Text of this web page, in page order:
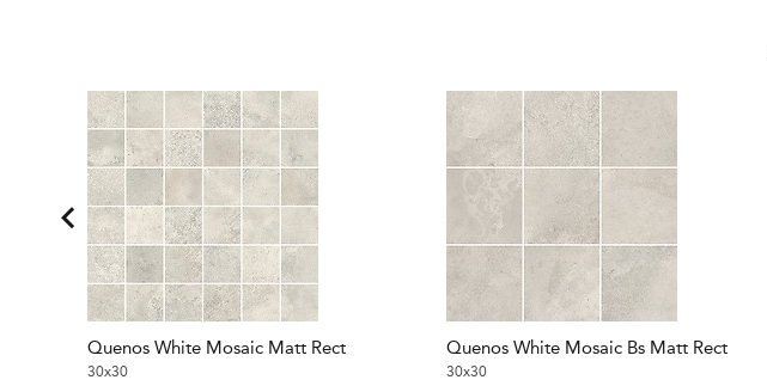
Quenos White Mosaic Matt Rect
30x30
Quenos White Mosaic Bs Matt Rect
30x30